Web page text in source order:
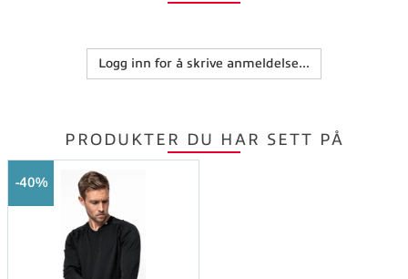
Logg inn for å skrive anmeldelse...
PRODUKTER DU HAR SETT PÅ
40%